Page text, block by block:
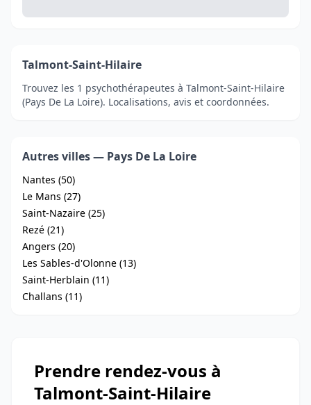
Talmont-Saint-Hilaire
Trouvez les 1 psychothérapeutes à Talmont-Saint-Hilaire
(Pays De La Loire). Localisations, avis et coordonnées.
Autres villes — Pays De La Loire
Nantes (50)
Le Mans (27)
Saint-Nazaire (25)
Rezé (21)
Angers (20)
Les Sables-d'Olonne (13)
Saint-Herblain (11)
Challans (11)
Prendre rendez-vous à
Talmont-Saint-Hilaire